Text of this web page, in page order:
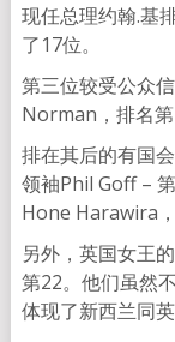
现任总理约翰.基
了17位。
第三位较受公众
Norman，排名第
排在其后的有国
领袖Phil Goff –
Hone Harawira，
另外，英国女王
第22。他们虽然
体现了新西兰同